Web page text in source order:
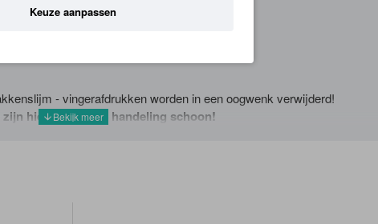
- vingerafdrukken worden in een oogwenk verwijderd!
hiermee in een handeling schoon!
Keuze aanpassen